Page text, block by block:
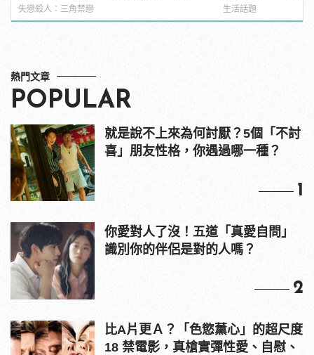
好像快死了
失戀殺人：三角禁戀
現身！ |
生活話題
熱門文章
POPULAR
就是說不上來為何討厭？5個「不討
喜」朋友性格，你遇過哪一種？
1
你愛對人了沒！五道「真愛自問」
識別你的伴侶是對的人嗎？
2
比A片更Ａ？「色慾薰心」的超尺度
18 禁電影，真槍實彈性愛、自慰、